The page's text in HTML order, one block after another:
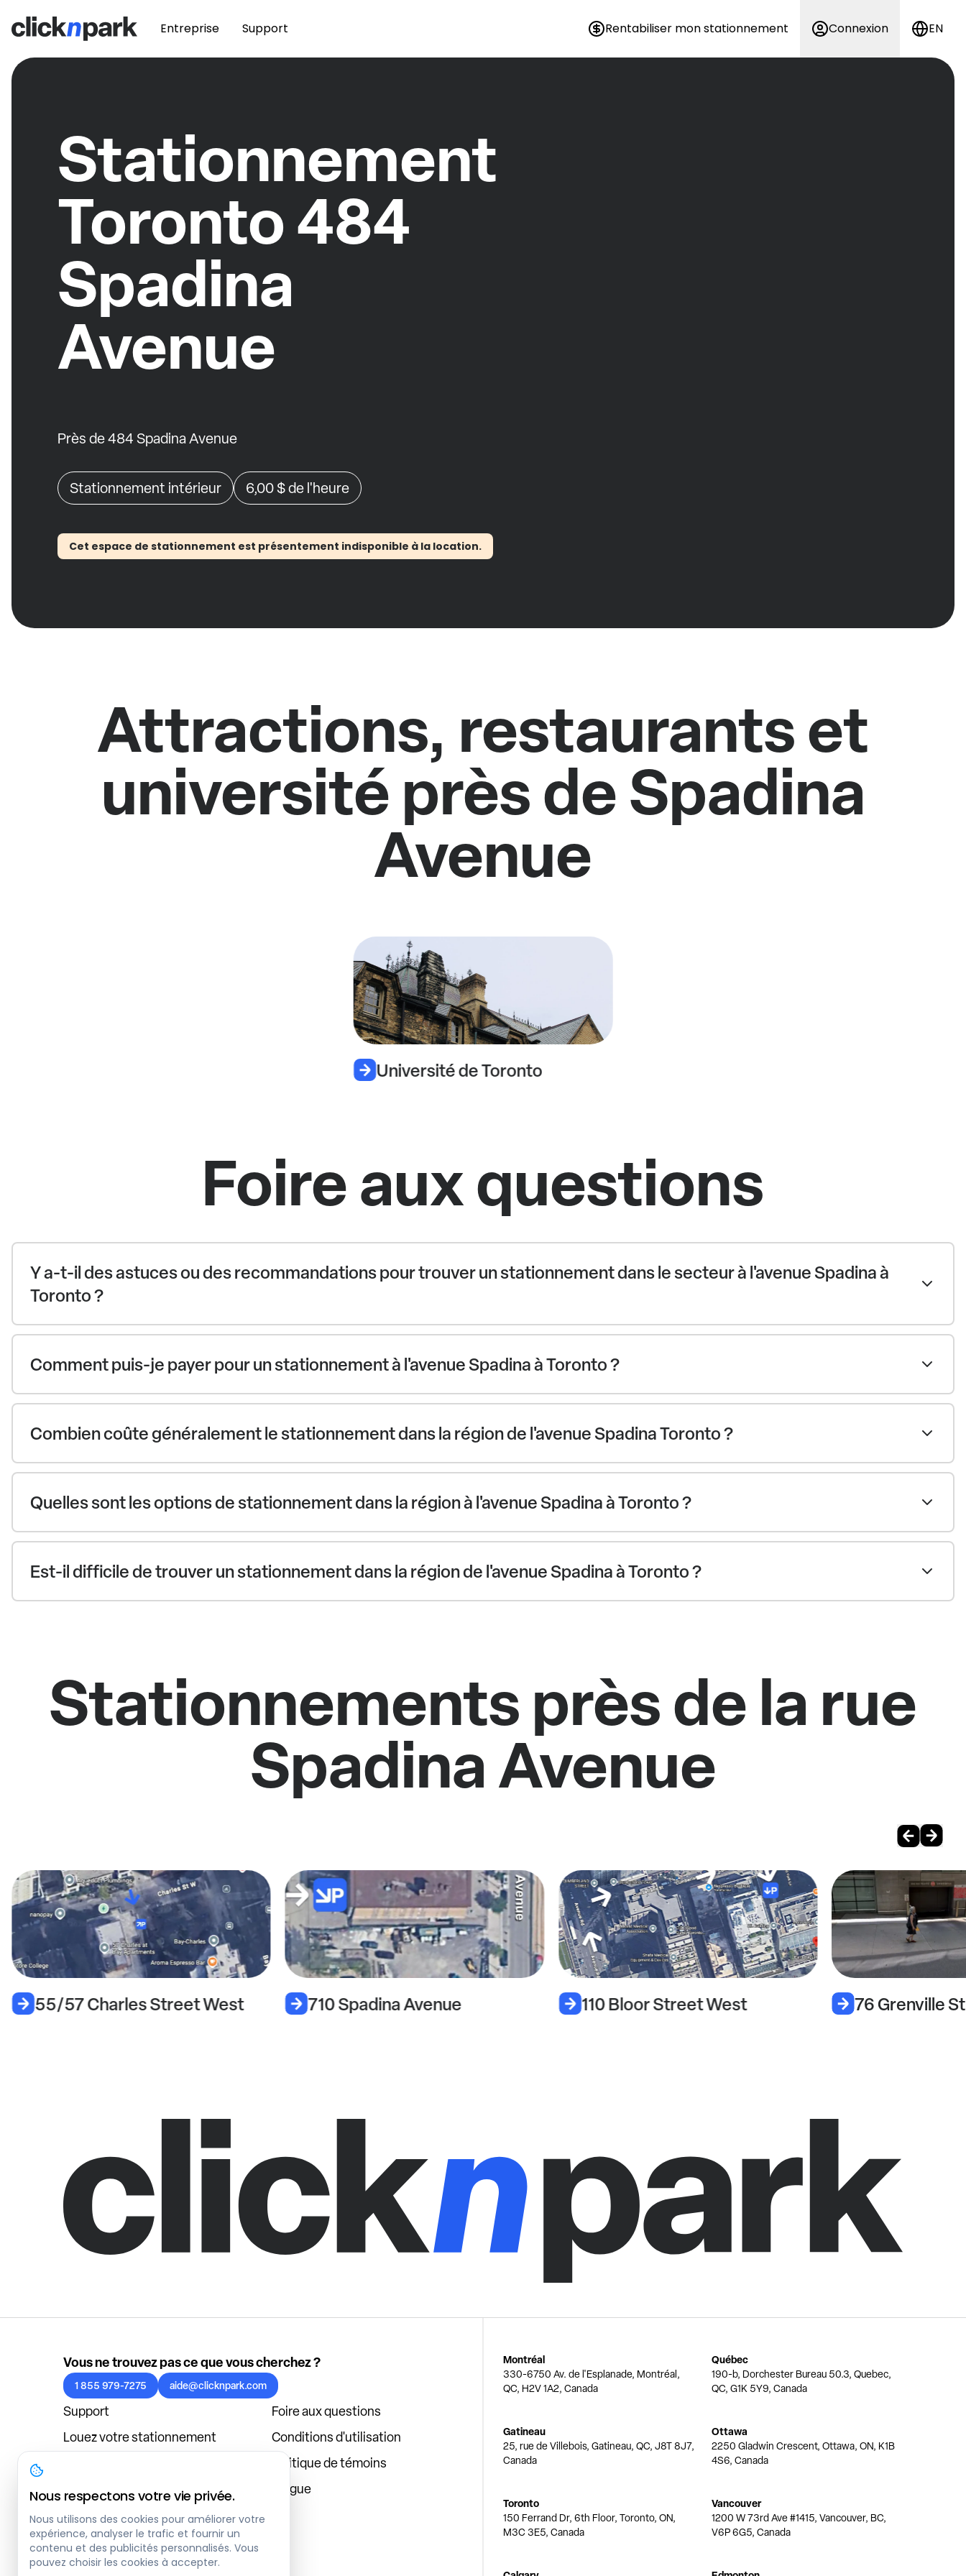
Entreprise Support Rentabiliser mon stationnement Connexion EN
Stationnement
Toronto 484
Spadina
Avenue
Près de 484 Spadina Avenue
Stationnement intérieur 6,00 $de l'heure
Cet espace de stationnement est présentement indisponible à la location.
Attractions, restaurants et
université près de Spadina
Avenue
Université de Toronto
Foire aux questions
Y a-t-il des astuces ou des recommandations pour trouver un stationnement dans le secteur à l'avenue Spadina à
Toronto ?
Comment puis-je payer pour un stationnement à l'avenue Spadina à Toronto ?
Combien coûte généralement le stationnement dans la région de l'avenue Spadina Toronto ?
Quelles sont les options de stationnement dans la région à l'avenue Spadina à Toronto ?
Est-il difficile de trouver un stationnement dans la région de l'avenue Spadina à Toronto ?
Stationnements près de la rue
Spadina Avenue
55/57 Charles Street West 710 Spadina Avenue 110 Bloor Street West 76 Grenville
Vous ne trouvez pas ce que vous cherchez ?
1 855 979-7275 aide@clicknpark.com
Support
Foire aux questions
Louez votre stationnement
Conditions d'utilisation
Politique de témoins
À propos
Blogue
Connexion au tableau de bord
Montréal
330-6750 Av. de l'Esplanade, Montréal,
QC, H2V 1A2, Canada
Québec
190-b, Dorchester Bureau 50.3, Quebec,
QC, G1K 5Y9, Canada
Gatineau
25, rue de Villebois, Gatineau, QC, J8T 8J7,
Canada
Ottawa
2250 Gladwin Crescent, Ottawa, ON, K1B
4S6, Canada
Toronto
150 Ferrand Dr, 6th Floor, Toronto, ON,
M3C 3E5, Canada
Vancouver
1200 W 73rd Ave #1415, Vancouver, BC,
V6P 6G5, Canada
Nous respectons votre vie privée.
Nous utilisons des cookies pour améliorer votre
expérience, analyser le trafic et fournir un
contenu et des publicités personnalisés. Vous
pouvez choisir les cookies à accepter.